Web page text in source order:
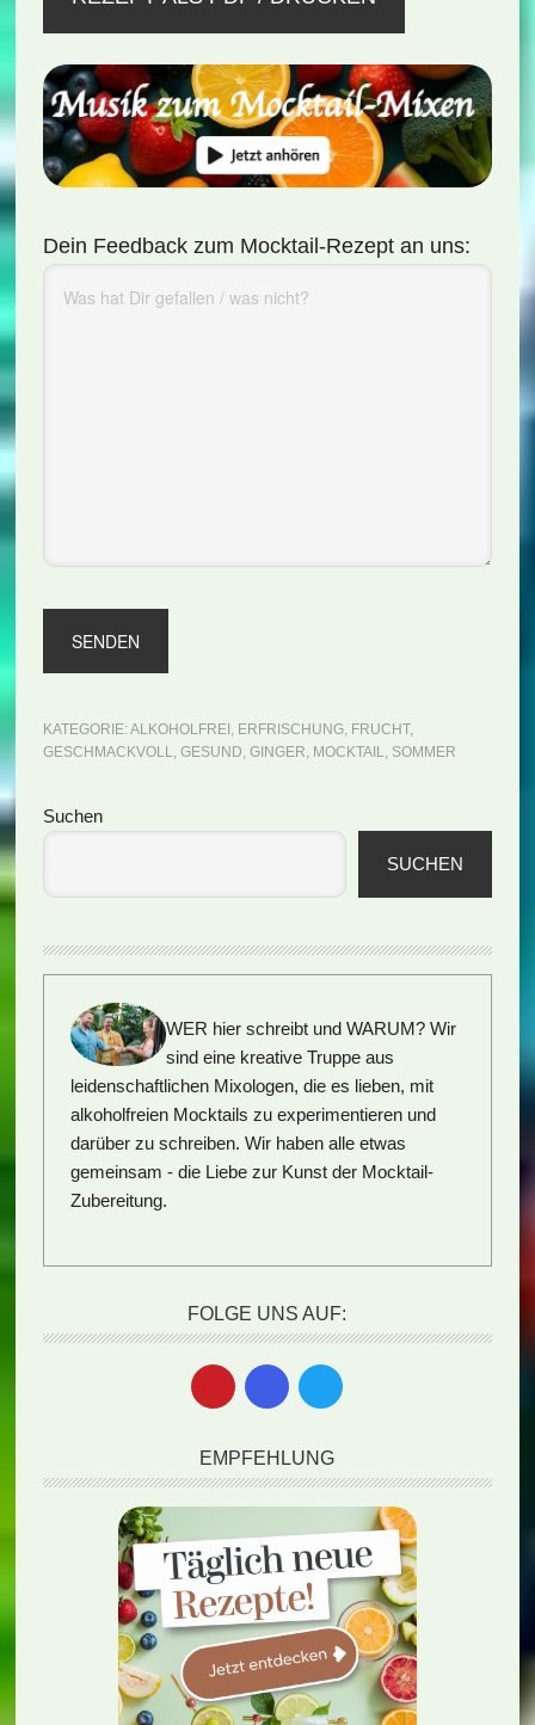
Dein Feedback zum Mocktail-Rezept an uns:
KATEGORIE: ALKOHOLFREI , ERFRISCHUNG, FRUCHT,
GESCHMACKVOLL, GESUND, GINGER, MOCKTAIL, SOMMER
Seitenspalte
Suchen
SUCHEN
WER hier schreibt und WARUM? Wir
sind eine kreative Truppe aus
leidenschaftlichen Mixologen, die es lieben, mit
alkoholfreien Mocktails zu experimentieren und
darüber zu schreiben. Wir haben alle etwas
gemeinsam - die Liebe zur Kunst der Mocktail-
Zubereitung.
FOLGE UNS AUF:
EMPFEHLUNG